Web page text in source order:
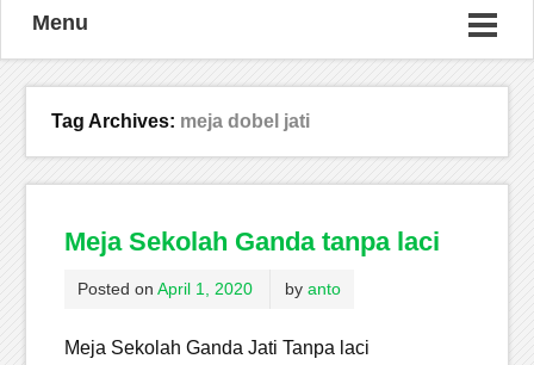
Menu
Tag Archives: meja dobel jati
Meja Sekolah Ganda tanpa laci
Posted on April 1, 2020 by anto
Meja Sekolah Ganda Jati Tanpa laci